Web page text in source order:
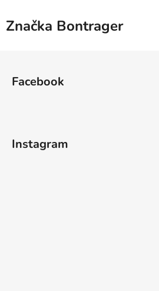
Značka Bontrager
Facebook
Instagram